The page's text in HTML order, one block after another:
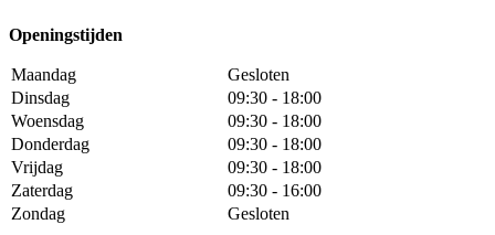
Openingstijden
Maandag
Gesloten
Dinsdag
09:30 - 18:00
Woensdag
09:30 - 18:00
Donderdag
09:30 - 18:00
Vrijdag
09:30 - 18:00
Zaterdag
09:30 - 16:00
Zondag
Gesloten